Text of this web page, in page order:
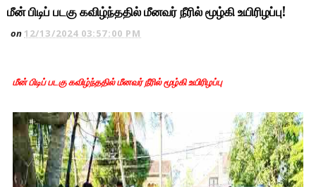
மீன் பிடிப் படகு கவிழ்ந்ததில் மீனவர் நீரில் மூழ்கி உயிரிழப்பு!
on 12/13/2024 03:57:00 PM
மீன் பிடிப் படகு கவிழ்ந்ததில் மீனவர் நீரில் மூழ்கி உயிரிழப்பு